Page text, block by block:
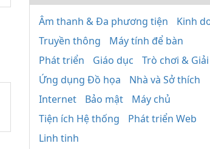
Âm thanh & Đa phương tiện
Kinh
Truyền thông
Máy tính để bàn
Phát triển
Giáo dục
Trò chơi &
Ứng dụng Đồ họa
Nhà và Sở thích
Internet
Bảo mật
Máy chủ
Tiện ích Hệ thống
Phát triển Web
Linh tinh